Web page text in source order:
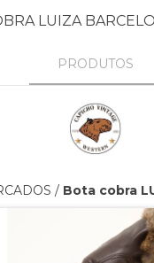
LUIZA
PRODUTOS
/ Bota cobra